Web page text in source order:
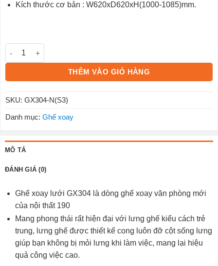
Kích thước cơ bản : W620xD620xH(1000-1085)mm.
Ghế Xoay GX304-N(S3) số lượng
THÊM VÀO GIỎ HÀNG
SKU: GX304-N(S3)
Danh mục: Ghế xoay
MÔ TẢ
ĐÁNH GIÁ (0)
Ghế xoay lưới GX304 là dòng ghế xoay văn phòng mới
của nội thất 190
Mang phong thái rất hiện đại với lưng ghế kiểu cách trẻ
trung, lưng ghế được thiết kế cong luôn đỡ cột sống lưng
giúp bạn không bị mỏi lưng khi làm việc, mang lại hiệu
quả công việc cao.